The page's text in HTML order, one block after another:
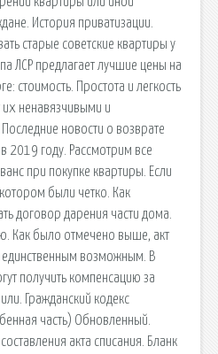
История приватизации.
старые советские квартиры у
ЛСР предлагает лучшие цены на
стоимость. Простота и легкость
ненавязчивыми и
новости о возврате
2019 году. Рассмотрим все
при покупке квартиры. Если
были четко. Как
договор дарения части дома.
Как было отмечено выше, акт
единственным возможным. В
получить компенсацию за
Гражданский кодекс
часть) Обновленный.
акта списания. Бланк